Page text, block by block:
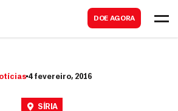
DOE AGORA
4 fevereiro, 2016
SÍRIA
a
r